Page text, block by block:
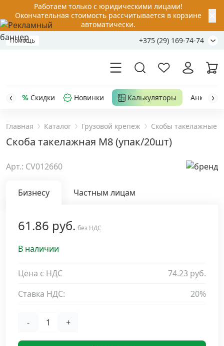
Работаем только с юридическими лицами!
Окончательная стоимость рассчитывается в корзине
автоматически.
Помощь +375 (29) 169-74-74
Акции
Кабельный крепеж ›
Строительный инструмент и инвентарь ›
Заклепки
Скидки Новинки Калькуляторы Анкер-
Главная Каталог Грузовой крепеж Скобы такелажные
Скоба такелажная М8 (упак/20шт)
Арт.: CV012660
Бизнесу Частным лицам
61.86 руб. без НДС
В наличии
Цена с НДС
74.23 руб.
Ставка НДС:
20%
- +